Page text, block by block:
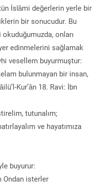
İslâmi değerlerin yerle bir
bir sonucudur. Bu
onları
edinmelerini sağlamak
vesellem buyurmuştur:
bulunmayan bir insan,
Kur’ân 18. Ravi: İbn
tutunalım;
ve hayatımıza
buyurur:
Ondan isterler